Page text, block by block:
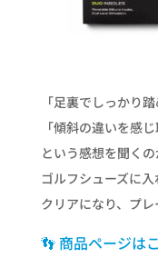
「足裏でしっかり
「傾斜の違いを感
という感想を聞く
ゴルフシューズに
クリアになり、プレ
👣 商品ページは